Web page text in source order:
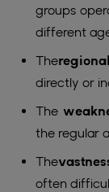
groups
different
The
directly or
The
the regular
The
often